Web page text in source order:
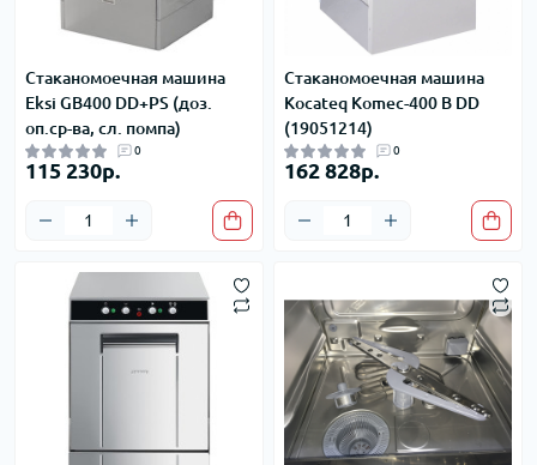
Стаканомоечная машина
Eksi GB400 DD+PS (доз.
оп.ср-ва, сл. помпа)
0
115 230р.
Стаканомоечная машина
Kocateq Komec-400 B DD
(19051214)
0
162 828р.